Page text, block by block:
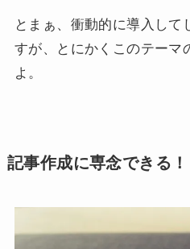
とまぁ、衝動的に導入して
すが、とにかくこのテーマ
よ。
記事作成に専念できる！